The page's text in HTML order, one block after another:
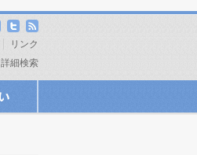
リンク
詳細検索